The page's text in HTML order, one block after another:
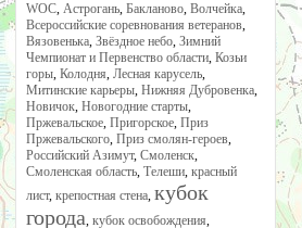
WOC, Астрогань, Бакланово, Волчейка,
Всероссийские соревнования ветеранов,
Вязовенька, Звёздное небо, Зимний
Чемпионат и Первенство области, Козьи
горы, Колодня, Лесная карусель,
Митинские карьеры, Нижняя Дубровенка,
Новичок, Новогодние старты,
Пржевальское, Пригорское, Приз
Пржевальского, Приз смолян-героев,
Российский Азимут, Смоленск,
Смоленская область, Телеши, красный
лист, крепостная стена, кубок
города, кубок освобождения,